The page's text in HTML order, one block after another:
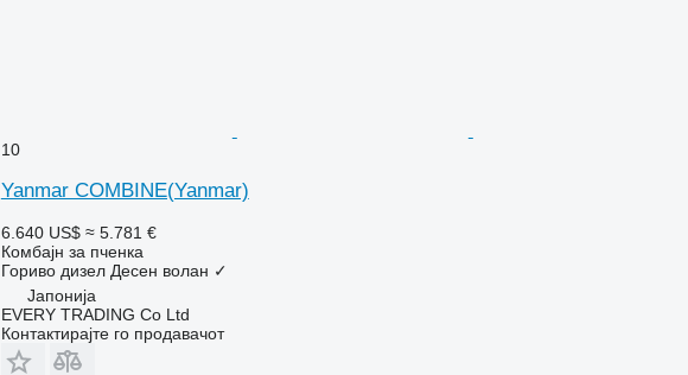
10
Yanmar COMBINE(Yanmar)
6.640 US$ ≈ 5.781 €
Комбајн за пченка
Гориво дизел Десен волан ✓
Јапонија
EVERY TRADING Co Ltd
Контактирајте го продавачот